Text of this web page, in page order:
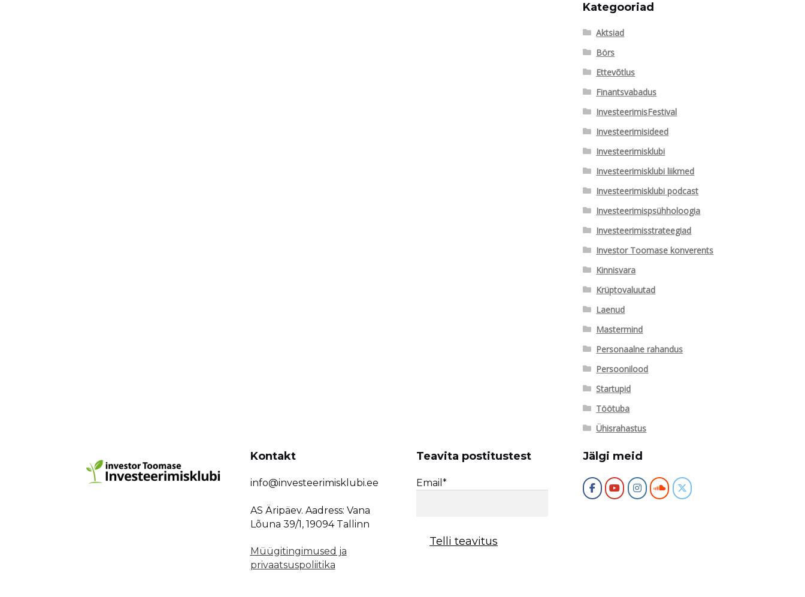
Kategooriad
Aktsiad
Börs
Ettevõtlus
Finantsvabadus
InvesteerimisFestival
Investeerimisideed
Investeerimisklubi
Investeerimisklubi liikmed
Investeerimisklubi podcast
Investeerimispsühholoogia
Investeerimisstrateegiad
Investor Toomase konverents
Kinnisvara
Krüptovaluutad
Laenud
Mastermind
Personaalne rahandus
Persoonilood
Startupid
Töötuba
Ühisrahastus
Kontakt
info@investeerimisklubi.ee
AS Äripäev. Aadress: Vana
Lõuna 39/1, 19094 Tallinn
Müügitingimused ja
privaatsuspoliitika
Teavita postitustest
Email*
Jälgi meid